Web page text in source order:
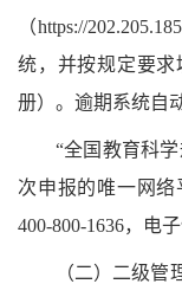
（https://
统，并按规定要
册）。逾期系统自
“全国教育科
次申报的唯一网
400-800-1636，电子
（二）二级